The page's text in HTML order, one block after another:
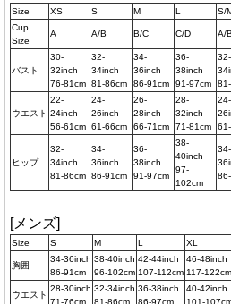
Size XS S M L S/
Cup
Size
A A/B B/C C/D A/B
バスト
30-
32inch
76-81cm
32-
34inch
81-86cm
34-
36inch
86-91cm
36-
38inch
91-97cm
32-
ウエスト
22-
24inch
56-61cm
24-
26inch
61-66cm
26-
28inch
66-71cm
28-
32inch
71-81cm
24-
ヒップ
32-
34inch
81-86cm
34-
36inch
86-91cm
36-
38inch
91-97cm
38-
40inch
97-
102cm
34-
[メンズ]
Size S M L XL
胸囲
34-36inch
86-91cm
38-40inch
96-102cm
42-44inch
107-112cm
46-48inch
117-122cm
ウエスト
28-30inch
71-76cm
32-34inch
81-86cm
36-38inch
86-97cm
40-42inch
101-